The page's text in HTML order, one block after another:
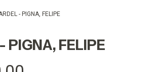
- PIGNA, FELIPE
PIGNA, FELIPE